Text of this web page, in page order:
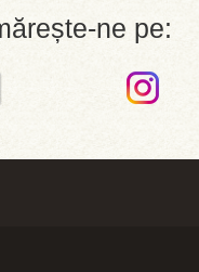
ne pe: